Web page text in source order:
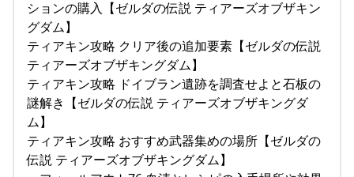
ションの購入【ゼルダの伝説 ティアーズオブザキン
グダム】
ティアキン攻略 クリア後の追加要素【ゼルダの伝説
ティアーズオブザキングダム】
ティアキン攻略 ドイブラン遺跡を調査せよと石板の
謎解き【ゼルダの伝説 ティアーズオブザキングダ
ム】
ティアキン攻略 おすすめ武器集めの場所【ゼルダの
伝説 ティアーズオブザキングダム】